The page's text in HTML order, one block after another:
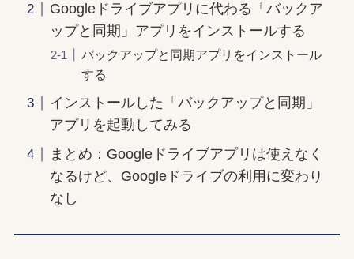
Googleドライブアプリに代わる「バックア
ップと同期」アプリをインストールする
バックアップと同期アプリをインストール
する
インストールした「バックアップと同期」
アプリを起動してみる
まとめ：Googleドライブアプリは使えなく
なるけど、Googleドライブの利用に変わり
なし